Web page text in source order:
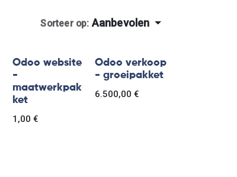
Sorteer op: Aanbevolen
Odoo website
-
maatwerkpak
ket
1,00 €
Odoo verkoop
- groeipakket
6.500,00 €